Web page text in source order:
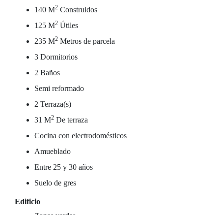
140 M2 Construidos
125 M2 Útiles
235 M2 Metros de parcela
3 Dormitorios
2 Baños
Semi reformado
2 Terraza(s)
31 M2 De terraza
Cocina con electrodomésticos
Amueblado
Entre 25 y 30 años
Suelo de gres
Edificio